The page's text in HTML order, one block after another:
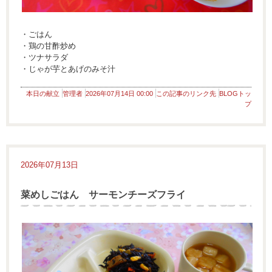
・ごはん
・鶏の甘酢炒め
・ツナサラダ
・じゃが芋とあげのみそ汁
本日の献立 管理者 2026年07月14日 00:00 この記事のリンク先 BLOGトッ
プ
2026年07月13日
菜めしごはん サーモンチーズフライ